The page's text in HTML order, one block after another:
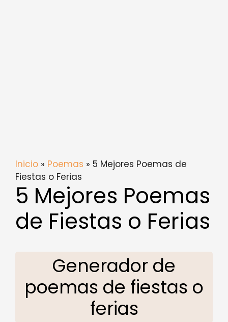
Inicio » Poemas » 5 Mejores Poemas de
Fiestas o Ferias
5 Mejores Poemas
de Fiestas o Ferias
Generador de
poemas de fiestas o
ferias